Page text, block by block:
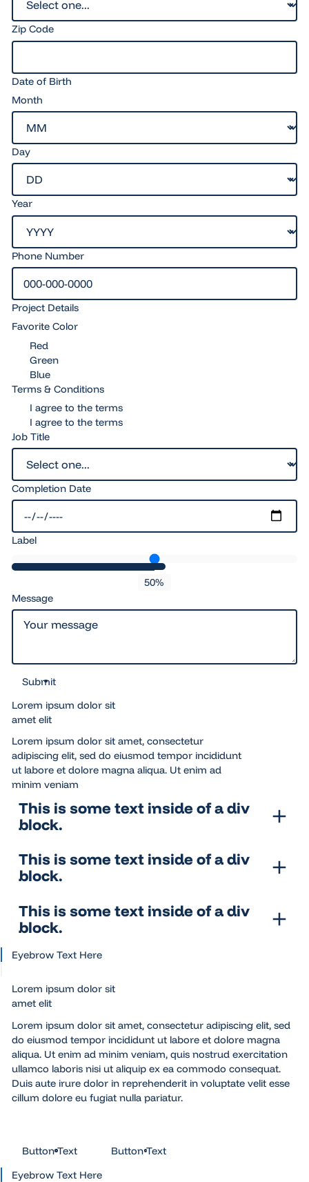
Zip Code
Date of Birth
Month
Day
Year
Phone Number
Project Details
Favorite Color
Red
Green
Blue
Terms & Conditions
I agree to the terms
I agree to the terms
Job Title
Completion Date
Label
50%
Message
Submit
Submit
Lorem ipsum dolor sit
amet elit
Lorem ipsum dolor sit amet, consectetur
adipiscing elit, sed do eiusmod tempor incididunt
ut labore et dolore magna aliqua. Ut enim ad
minim veniam
This is some text inside of a div
block.
This is some text inside of a div
block.
This is some text inside of a div
block.
Eyebrow Text Here
Lorem ipsum dolor sit
amet elit
Lorem ipsum dolor sit amet, consectetur adipiscing elit, sed
do eiusmod tempor incididunt ut labore et dolore magna
aliqua. Ut enim ad minim veniam, quis nostrud exercitation
ullamco laboris nisi ut aliquip ex ea commodo consequat.
Duis aute irure dolor in reprehenderit in voluptate velit esse
cillum dolore eu fugiat nulla pariatur.
Button Text
Button Text
Button Text
Button Text
Eyebrow Text Here